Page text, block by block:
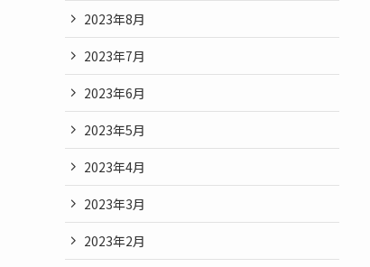
2023年8月
2023年7月
2023年6月
2023年5月
2023年4月
2023年3月
2023年2月